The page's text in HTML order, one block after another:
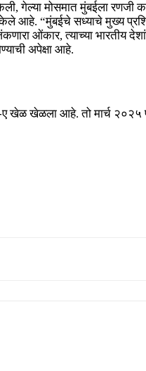
गेल्या मोसमात मुंबईला रणजी
आहे. “मुंबईचे सध्याचे मुख्य
ओंकार, त्याच्या भारतीय
अपेक्षा आहे.
खेळ खेळला आहे. तो मार्च